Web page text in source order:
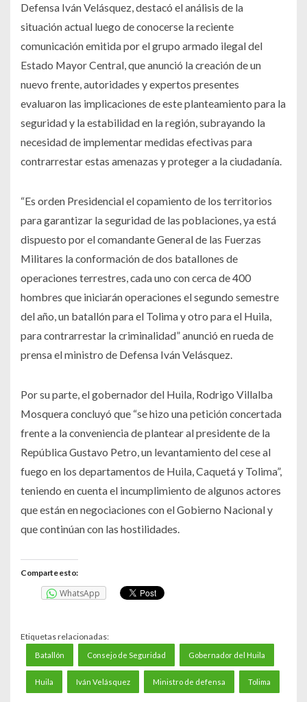
Defensa Iván Velásquez, destacó el análisis de la
situación actual luego de conocerse la reciente
comunicación emitida por el grupo armado ilegal del
Estado Mayor Central, que anunció la creación de un
nuevo frente, autoridades y expertos presentes
evaluaron las implicaciones de este planteamiento para la
seguridad y la estabilidad en la región, subrayando la
necesidad de implementar medidas efectivas para
contrarrestar estas amenazas y proteger a la ciudadanía.
“Es orden Presidencial el copamiento de los territorios
para garantizar la seguridad de las poblaciones, ya está
dispuesto por el comandante General de las Fuerzas
Militares la conformación de dos batallones de
operaciones terrestres, cada uno con cerca de 400
hombres que iniciarán operaciones el segundo semestre
del año, un batallón para el Tolima y otro para el Huila,
para contrarrestar la criminalidad” anunció en rueda de
prensa el ministro de Defensa Iván Velásquez.
Por su parte, el gobernador del Huila, Rodrigo Villalba
Mosquera concluyó que “se hizo una petición concertada
frente a la conveniencia de plantear al presidente de la
República Gustavo Petro, un levantamiento del cese al
fuego en los departamentos de Huila, Caquetá y Tolima”,
teniendo en cuenta el incumplimiento de algunos actores
que están en negociaciones con el Gobierno Nacional y
que continúan con las hostilidades.
Comparte esto:
WhatsApp
Etiquetas relacionadas:
Batallón Consejo de Seguridad Gobernador del Huila
Huila Iván Velásquez Ministro de defensa Tolima